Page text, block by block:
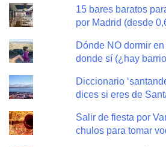
15 bares baratos
por Madrid (desde
Dónde NO dormir
donde sí (¿hay
Diccionario
dices si eres de
Salir de fiesta por
chulos para tomar